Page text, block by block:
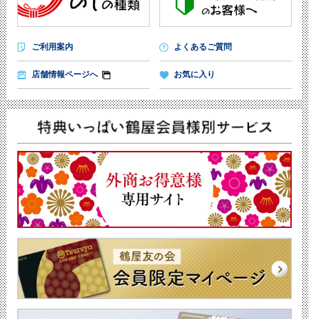
ご利用案内 よくあるご質問
店舗情報ページへ お気に入り